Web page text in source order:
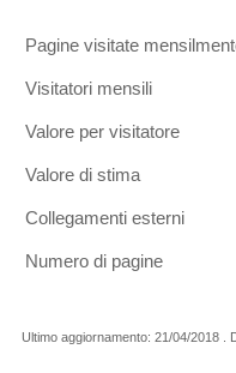
Pagine visitate
Visitatori mensili
Valore per visitatore
Valore di stima
Collegamenti esterni
Numero di pagine
Ultimo aggiornamento: 21/04/2018 .